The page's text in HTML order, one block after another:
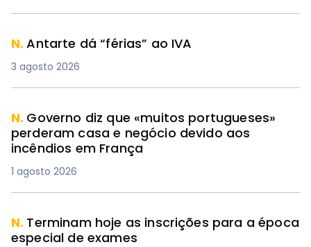
N.Antarte dá “férias” ao IVA
3 agosto 2026
N. Governo diz que «muitos portugueses»
perderam casa e negócio devido aos
incêndios em França
1 agosto 2026
N. Terminam hoje as inscrições para a época
especial de exames